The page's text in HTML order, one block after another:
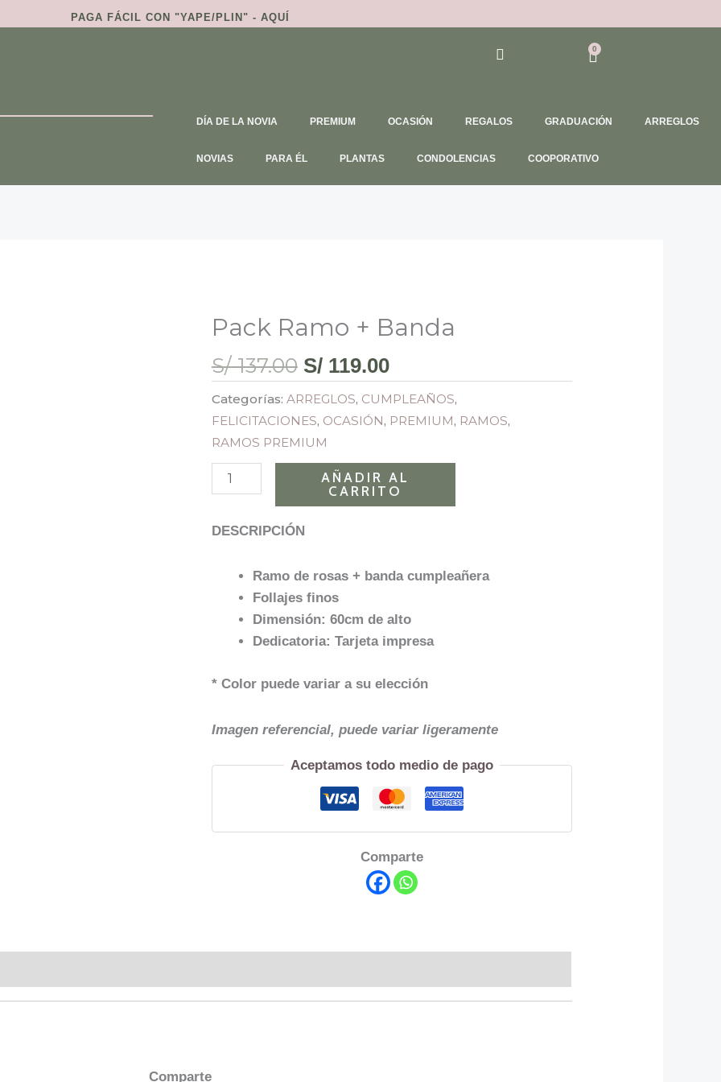
PAGA FÁCIL CON "YAPE/PLIN" - AQUÍ
0
Cart
DÍA DE LA NOVIA PREMIUM OCASIÓN REGALOS GRADUACIÓN ARREGLOS
NOVIAS PARA ÉL PLANTAS CONDOLENCIAS COOPORATIVO
Pack Ramo + Banda
S/137.00
El
original
era:
S/ 137.00.
S/119.00
El
actual
es:
S/ 119.00.
Categorías: ARREGLOS, CUMPLEAÑOS,
FELICITACIONES, OCASIÓN, PREMIUM, RAMOS,
RAMOS PREMIUM
Pack
+
cantidad
AÑADIR AL
CARRITO
DESCRIPCIÓN
Ramo de rosas + banda cumpleañera
Follajes finos
Dimensión: 60cm de alto
Dedicatoria: Tarjeta impresa
* Color puede variar a su elección
Imagen referencial, puede variar ligeramente
Aceptamos todo medio de pago
Comparte
Comparte